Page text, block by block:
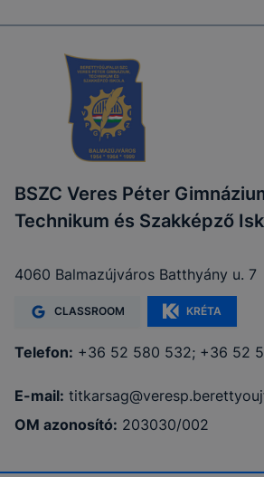
BSZC Veres Péter
Technikum és Szakképző
4060 Balmazújváros Batthyány u. 7
CLASSROOM KRÉTA
Telefon: +36 52 580 532; +36 52
E-mail:
OM azonosító: 203030/002